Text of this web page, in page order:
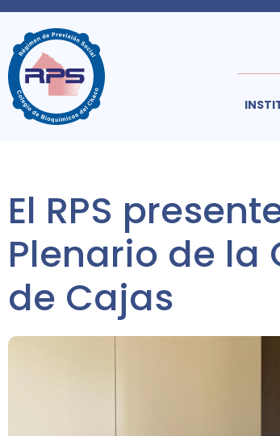
El RPS
Plenario de la
de Cajas